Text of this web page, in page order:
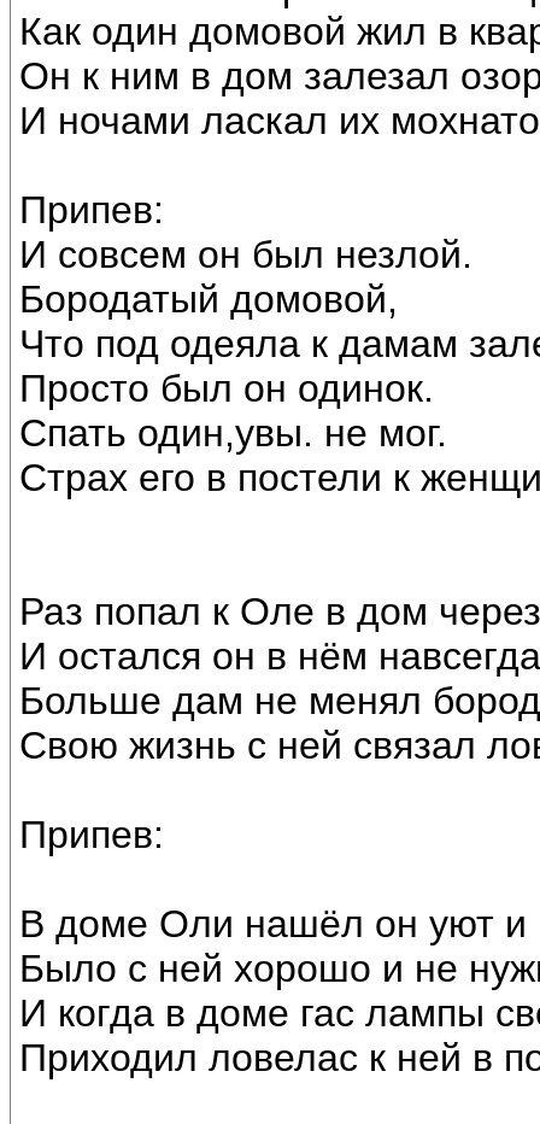
Как один домовой жил в
Он к ним в дом залезал
И ночами ласкал их
Припев:
И совсем он был незлой.
Бородатый домовой,
Что под одеяла к дамам
Просто был он одинок.
Спать один,увы. не мог.
Страх его в постели к
Раз попал к Оле в дом
И остался он в нём
Больше дам не менял
Свою жизнь с ней связал
Припев:
В доме Оли нашёл он уют и
Было с ней хорошо и не
И когда в доме гас лампы
Приходил ловелас к ней в